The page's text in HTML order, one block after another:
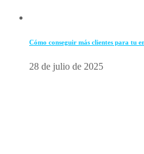
Cómo conseguir más clientes para tu
28 de julio de 2025